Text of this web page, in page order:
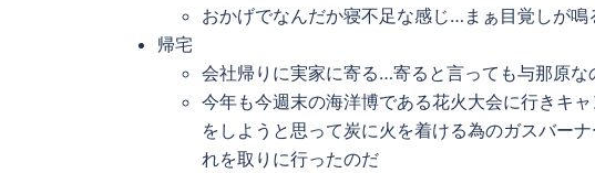
おかげでなんだか寝不足な感じ…まぁ目覚しが
帰宅
会社帰りに実家に寄る…寄ると言っても与那原
今年も今週末の海洋博である花火大会に行きキ
をしようと思って炭に火を着ける為のガスバー
れを取りに行ったのだ